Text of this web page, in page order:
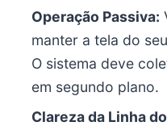
Operação Passiva:
manter a tela do
O sistema deve
em segundo plano.
Clareza da Linha